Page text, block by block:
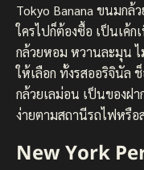
Tokyo Banana ขนมกล้
ใครไปก็ต้องซื้อ เป็นเค้
กล้วยหอม หวานละมุน
ให้เลือก ทั้งรสออริจินัล
กล้วยเลม่อน เป็นของ
ง่ายตามสถานีรถไฟหรื
New York